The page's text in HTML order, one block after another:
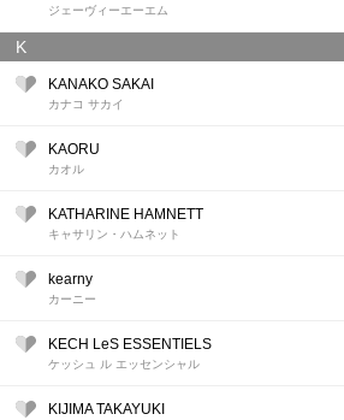
ジェーヴィーエーエム
K
KANAKO SAKAI
カナコ サカイ
KAORU
カオル
KATHARINE HAMNETT
キャサリン・ハムネット
kearny
カーニー
KECH LeS ESSENTIELS
ケッシュ ル エッセンシャル
KIJIMA TAKAYUKI